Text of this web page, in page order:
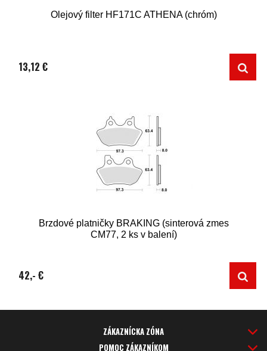
Olejový filter HF171C ATHENA (chróm)
13,12 €
Brzdové platničky BRAKING (sinterová zmes
CM77, 2 ks v balení)
42,- €
ZÁKAZNÍCKA ZÓNA
POMOC ZÁKAZNÍKOM